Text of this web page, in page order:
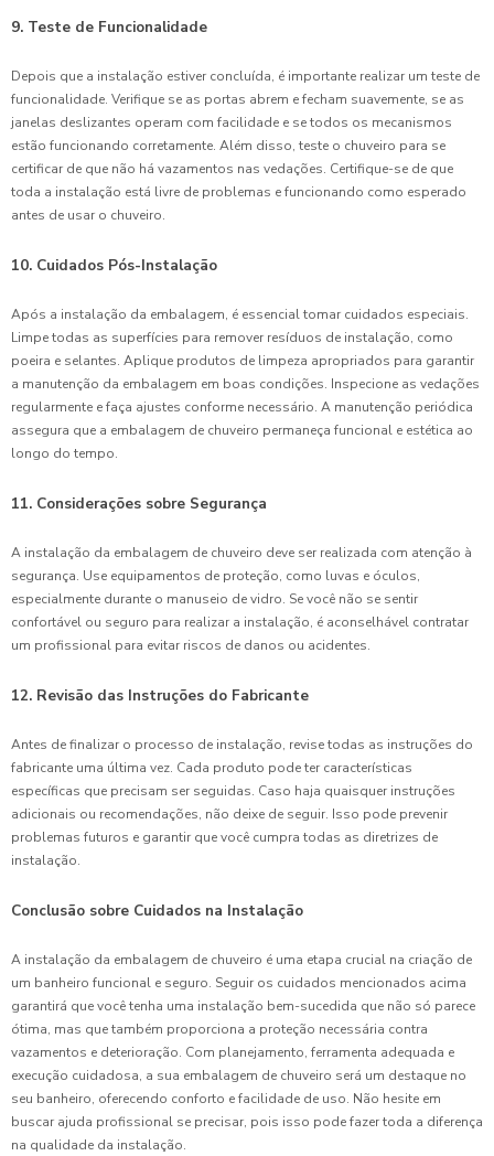
9. Teste de Funcionalidade
Depois que a instalação estiver concluída, é importante realizar um teste de
funcionalidade. Verifique se as portas abrem e fecham suavemente, se as
janelas deslizantes operam com facilidade e se todos os mecanismos
estão funcionando corretamente. Além disso, teste o chuveiro para se
certificar de que não há vazamentos nas vedações. Certifique-se de que
toda a instalação está livre de problemas e funcionando como esperado
antes de usar o chuveiro.
10. Cuidados Pós-Instalação
Após a instalação da embalagem, é essencial tomar cuidados especiais.
Limpe todas as superfícies para remover resíduos de instalação, como
poeira e selantes. Aplique produtos de limpeza apropriados para garantir
a manutenção da embalagem em boas condições. Inspecione as vedações
regularmente e faça ajustes conforme necessário. A manutenção periódica
assegura que a embalagem de chuveiro permaneça funcional e estética ao
longo do tempo.
11. Considerações sobre Segurança
A instalação da embalagem de chuveiro deve ser realizada com atenção à
segurança. Use equipamentos de proteção, como luvas e óculos,
especialmente durante o manuseio de vidro. Se você não se sentir
confortável ou seguro para realizar a instalação, é aconselhável contratar
um profissional para evitar riscos de danos ou acidentes.
12. Revisão das Instruções do Fabricante
Antes de finalizar o processo de instalação, revise todas as instruções do
fabricante uma última vez. Cada produto pode ter características
específicas que precisam ser seguidas. Caso haja quaisquer instruções
adicionais ou recomendações, não deixe de seguir. Isso pode prevenir
problemas futuros e garantir que você cumpra todas as diretrizes de
instalação.
Conclusão sobre Cuidados na Instalação
A instalação da embalagem de chuveiro é uma etapa crucial na criação de
um banheiro funcional e seguro. Seguir os cuidados mencionados acima
garantirá que você tenha uma instalação bem-sucedida que não só parece
ótima, mas que também proporciona a proteção necessária contra
vazamentos e deterioração. Com planejamento, ferramenta adequada e
execução cuidadosa, a sua embalagem de chuveiro será um destaque no
seu banheiro, oferecendo conforto e facilidade de uso. Não hesite em
buscar ajuda profissional se precisar, pois isso pode fazer toda a diferença
na qualidade da instalação.